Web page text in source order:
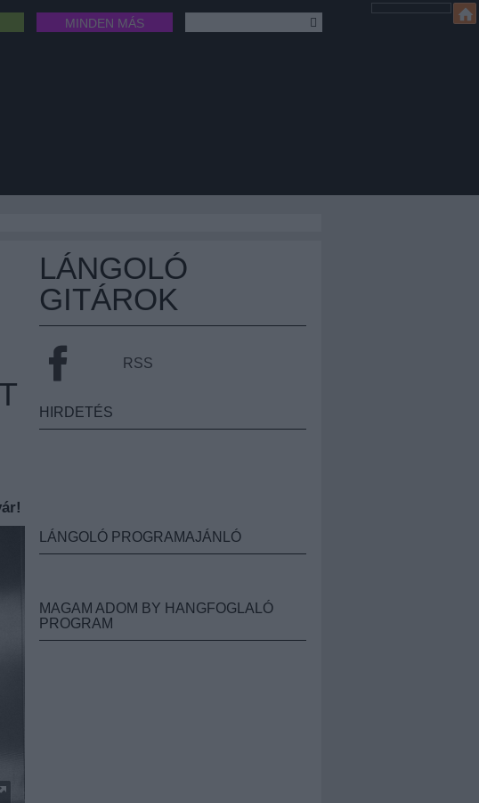
MINDEN MÁS
LÁNGOLÓ
GITÁROK
RSS
HIRDETÉS
LÁNGOLÓ PROGRAMAJÁNLÓ
MAGAM ADOM BY HANGFOGLALÓ
PROGRAM